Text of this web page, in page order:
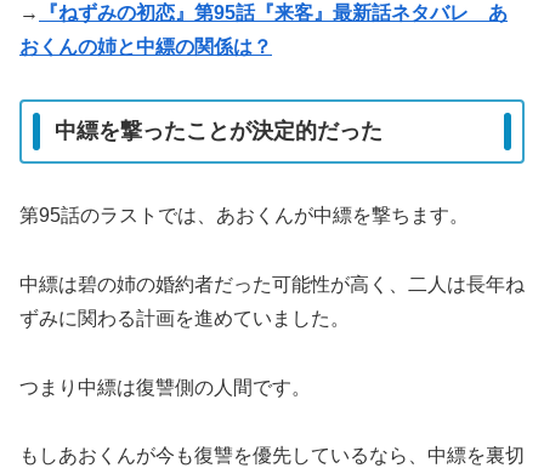
→
『ねずみの初恋』第95話『来客』最新話ネタバレ あ
おくんの姉と中縹の関係は？
中縹を撃ったことが決定的だった
第95話のラストでは、あおくんが中縹を撃ちます。
中縹は碧の姉の婚約者だった可能性が高く、二人は長年ね
ずみに関わる計画を進めていました。
つまり中縹は復讐側の人間です。
もしあおくんが今も復讐を優先しているなら、中縹を裏切